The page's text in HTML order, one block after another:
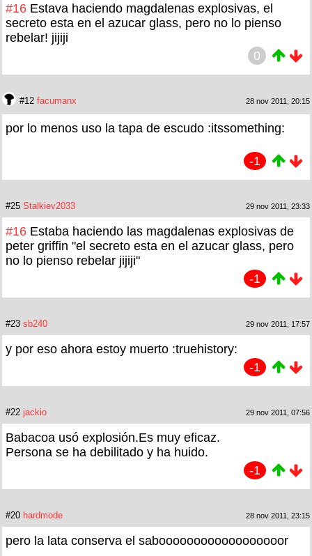
#16 Estava haciendo magdalenas explosivas, el
secreto esta en el azucar glass, pero no lo pienso
rebelar! jijiji
0
#12 facumanx 28 nov 2011, 20:15
por lo menos uso la tapa de escudo :itssomething:
-1
#25 Stalkiev2033 29 nov 2011, 23:33
#16 Estaba haciendo las magdalenas explosivas de
peter griffin "el secreto esta en el azucar glass, pero
no lo pienso rebelar jijiji"
-1
#23 sb240 29 nov 2011, 17:57
y por eso ahora estoy muerto :truehistory:
-1
#22 jackio 29 nov 2011, 07:56
Babacoa usó explosión.Es muy eficaz.
Persona se ha debilitado y ha huido.
-1
#20 hardmode 28 nov 2011, 23:15
pero la lata conserva el saboooooooooooooooooor